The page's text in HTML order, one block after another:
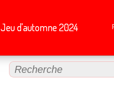
Jeu d'automne 2024